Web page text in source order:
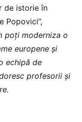
de istorie în
Popovici”,
poți moderniza o
europene și
echipă de
profesorii și